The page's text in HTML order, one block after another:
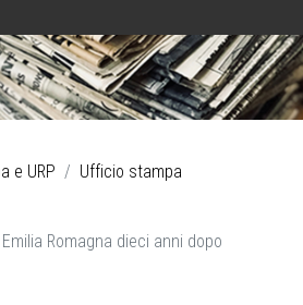
e URP
Ufficio stampa
Romagna dieci anni dopo